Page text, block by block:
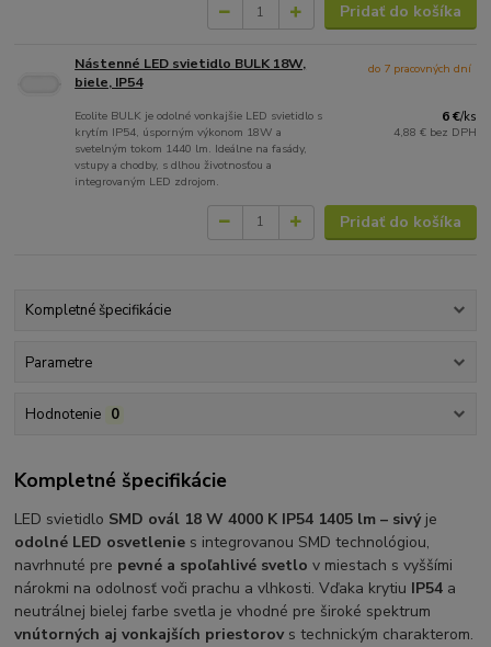
Pridať do košíka
Nástenné LED svietidlo BULK 18W,
biele, IP54
Ecolite BULK je odolné vonkajšie LED svietidlo s
krytím IP54, úsporným výkonom 18W a
svetelným tokom 1440 lm. Ideálne na fasády,
vstupy a chodby, s dlhou životnosťou a
integrovaným LED zdrojom.
6 €/ks
4,88 € bez DPH
do 7 pracovných dní
Pridať do košíka
Kompletné špecifikácie
Parametre
Hodnotenie 0
Kompletné špecifikácie
LED svietidlo SMD ovál 18 W 4000 K IP54 1405 lm – sivýje
odolné LED osvetlenie s integrovanou SMD technológiou,
navrhnuté pre pevné a spoľahlivé svetlo v miestach s vyššími
nárokmi na odolnosť voči prachu a vlhkosti. Vďaka krytiu IP54 a
neutrálnej bielej farbe svetla je vhodné pre široké spektrum
vnútorných aj vonkajších priestorovs technickým charakterom.